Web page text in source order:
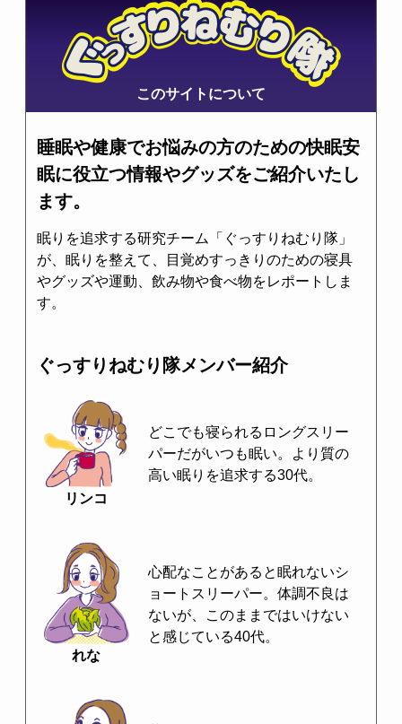
このサイトについて
睡眠や健康でお悩みの方のための快眠安
眠に役立つ情報やグッズをご紹介いたし
ます。
眠りを追求する研究チーム「ぐっすりねむり隊」
が、眠りを整えて、目覚めすっきりのための寝具
やグッズや運動、飲み物や食べ物をレポートしま
す。
ぐっすりねむり隊メンバー紹介
リンコ
どこでも寝られるロングスリー
パーだがいつも眠い。より質の
高い眠りを追求する30代。
れな
心配なことがあると眠れないシ
ョートスリーパー。体調不良は
ないが、このままではいけない
と感じている40代。